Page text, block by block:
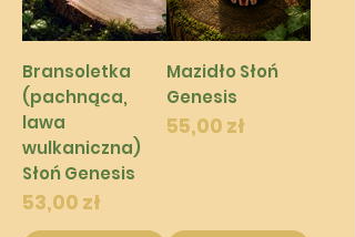
Bransoletka
(pachnąca,
lawa
wulkaniczna)
Słoń Genesis
Cena
53,00 zł
Mazidło Słoń
Genesis
Cena
55,00 zł